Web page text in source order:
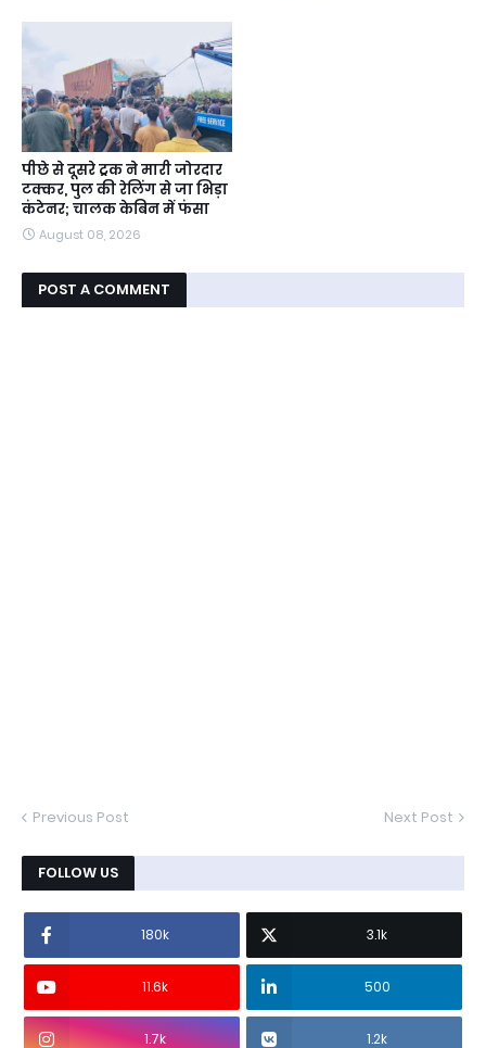
पीछे से दूसरे ट्रक ने मारी जोरदार
टक्कर, पुल की रेलिंग से जा भिड़ा
कंटेनर; चालक केबिन में फंसा
August 08, 2026
POST A COMMENT
Previous Post Next Post
FOLLOW US
180k 3.1k
11.6k 500
1.7k 1.2k